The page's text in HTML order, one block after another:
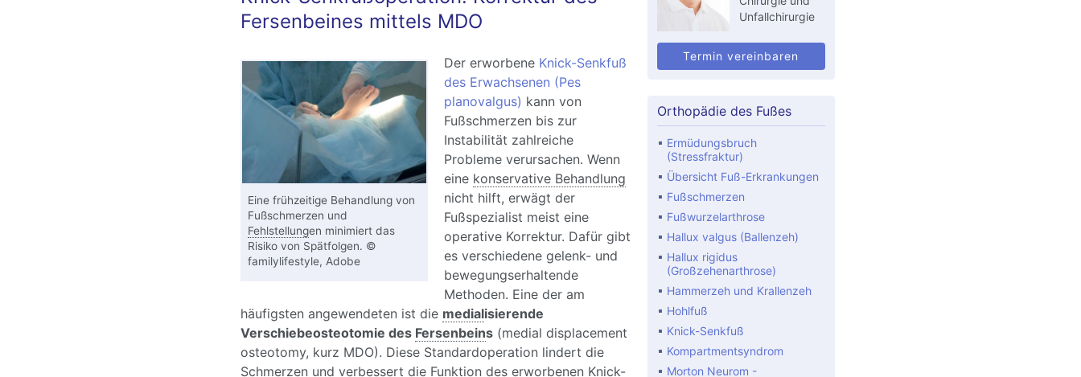
Fersenbeines mittels MDO
Eine frühzeitige Behandlung von
Fußschmerzen und
Fehlstellungen minimiert das
Risiko von Spätfolgen. ©
familylifestyle, Adobe
Der erworbene Knick-Senkfuß
des Erwachsenen (Pes
planovalgus) kann von
Fußschmerzen bis zur
Instabilität zahlreiche
Probleme verursachen. Wenn
eine konservative Behandlung
nicht hilft, erwägt der
Fußspezialist meist eine
operative Korrektur. Dafür gibt
es verschiedene gelenk- und
bewegungserhaltende
Methoden. Eine der am
häufigsten angewendeten ist die medialisierende
Verschiebeosteotomie des Fersenbeins(medial displacement
osteotomy, kurz MDO). Diese Standardoperation lindert die
Schmerzen und verbessert die Funktion des erworbenen Knick-
Unfallchirurgie
Termin vereinbaren
Orthopädie des Fußes
Ermüdungsbruch
(Stressfraktur)
Übersicht Fuß-Erkrankungen
Fußschmerzen
Fußwurzelarthrose
Hallux valgus (Ballenzeh)
Hallux rigidus
(Großzehenarthrose)
Hammerzeh und Krallenzeh
Hohlfuß
Knick-Senkfuß
Kompartmentsyndrom
Morton Neurom -